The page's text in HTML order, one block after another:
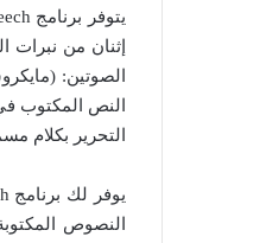
إثنان من نبرات
النص المكتوب
التحرير بكلام
النصوص